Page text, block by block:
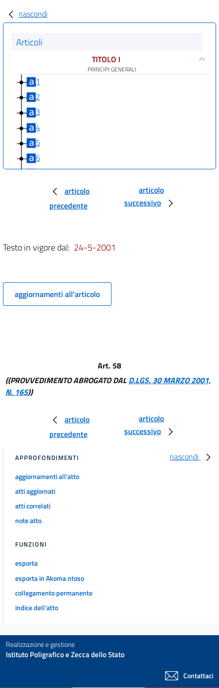
nascondi
Articoli
TITOLO I
PRINCIPI GENERALI
1
2
3
4
5
6
7
ORGANIZZAZIONE
Capo I
12 bis
14
19
20
21
22
23
25
25 bis
25 ter
26
27
ORGANIZZAZIONE
Capo II
Sezione II - Accesso alla dirigenza e riordino della Scuola
superiore della pubblica amministrazione.
articolo
precedente
articolo
successivo
Testo in vigore dal: 24-5-2001
aggiornamenti all'articolo
Art. 58
((PROVVEDIMENTO ABROGATO DAL D.LGS. 30 MARZO 2001,
N. 165))
articolo
precedente
articolo
successivo
nascondi
APPROFONDIMENTI
aggiornamenti all'atto
atti aggiornati
atti correlati
note atto
FUNZIONI
esporta
esporta in Akoma ntoso
collegamento permanente
indice dell'atto
Realizzazione e gestione
Istituto Poligrafico e Zecca dello Stato
Contattaci